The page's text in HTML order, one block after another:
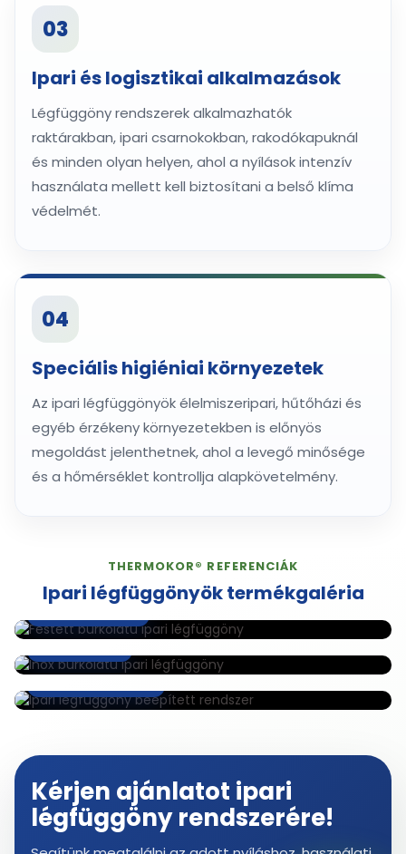
03
Ipari és logisztikai alkalmazások
Légfüggöny rendszerek alkalmazhatók
raktárakban, ipari csarnokokban, rakodókapuknál
és minden olyan helyen, ahol a nyílások intenzív
használata mellett kell biztosítani a belső klíma
védelmét.
04
Speciális higiéniai környezetek
Az ipari légfüggönyök élelmiszeripari, hűtőházi és
egyéb érzékeny környezetekben is előnyös
megoldást jelenthetnek, ahol a levegő minősége
és a hőmérséklet kontrollja alapkövetelmény.
THERMOKOR® REFERENCIÁK
Ipari légfüggönyök termékgaléria
Kérjen ajánlatot ipari
légfüggöny rendszerére!